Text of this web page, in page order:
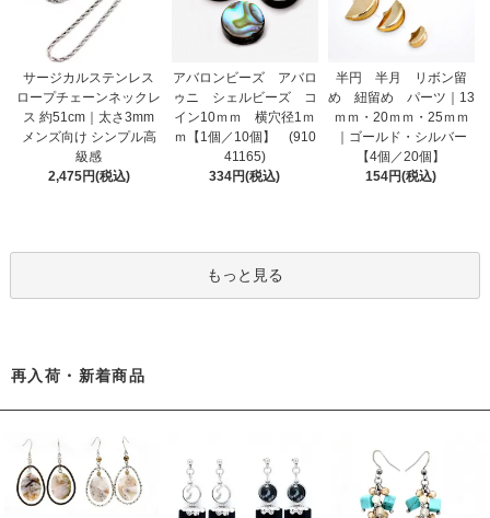
サージカルステンレス
ロープチェーンネックレ
ス 約51cm｜太さ3mm
メンズ向け シンプル高
級感
2,475円(税込)
アバロンビーズ アバロ
ゥニ シェルビーズ コ
イン10ｍｍ 横穴径1ｍ
ｍ【1個／10個】 (910
41165)
334円(税込)
半円 半月 リボン留
め 紐留め パーツ｜13
ｍｍ・20ｍｍ・25ｍｍ
｜ゴールド・シルバー
【4個／20個】
154円(税込)
もっと見る
再入荷・新着商品